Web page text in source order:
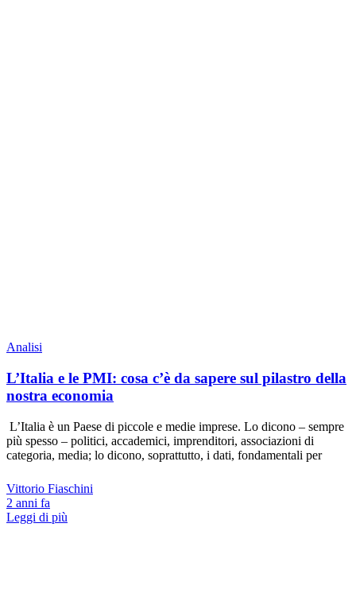
Analisi
L’Italia e le PMI: cosa c’è da sapere sul pilastro della
nostra economia
L’Italia è un Paese di piccole e medie imprese. Lo dicono – sempre
più spesso – politici, accademici, imprenditori, associazioni di
categoria, media; lo dicono, soprattutto, i dati, fondamentali per
Vittorio Fiaschini
2 anni fa
Leggi di più